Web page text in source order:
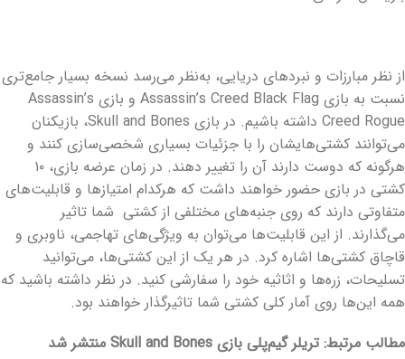
از نظر مبارزات و نبردهای دریایی، به‌نظر می‌رسد نسخه بسیار جامع‌تری
نسبت به بازی Assassin’s Creed Black Flag و بازی Assassin’s
Creed Rogue داشته باشیم. در بازی Skull and Bones، بازیکنان
می‌توانند کشتی‌هایشان را با جزئیات بسیاری شخصی‌سازی کنند و
هرگونه که دوست دارند آن را تغییر دهند. در زمان عرضه بازی، ۱۰
کشتی در بازی حضور خواهند داشت که هرکدام امتیازها و قابلیت‌های
متفاوتی دارند که روی جنبه‌های مختلفی از کشتی شما تاثیر
می‌گذارند. از این قابلیت‌ها می‌توان به ویژگی‌های تهاجمی، ناوبری و
قاچاق کشتی‌ها اشاره کرد. در هر یک از این کشتی‌ها، می‌توانید
تسلیحات، زره‌ها و اثاثیه خود را سفارشی کنید. در نظر داشته باشید که
همه این‌ها روی آمار کلی کشتی شما تاثیرگذار خواهند بود.
مطالب مرتبط: تریلر گیم‌پلی بازی Skull and Bones منتشر شد